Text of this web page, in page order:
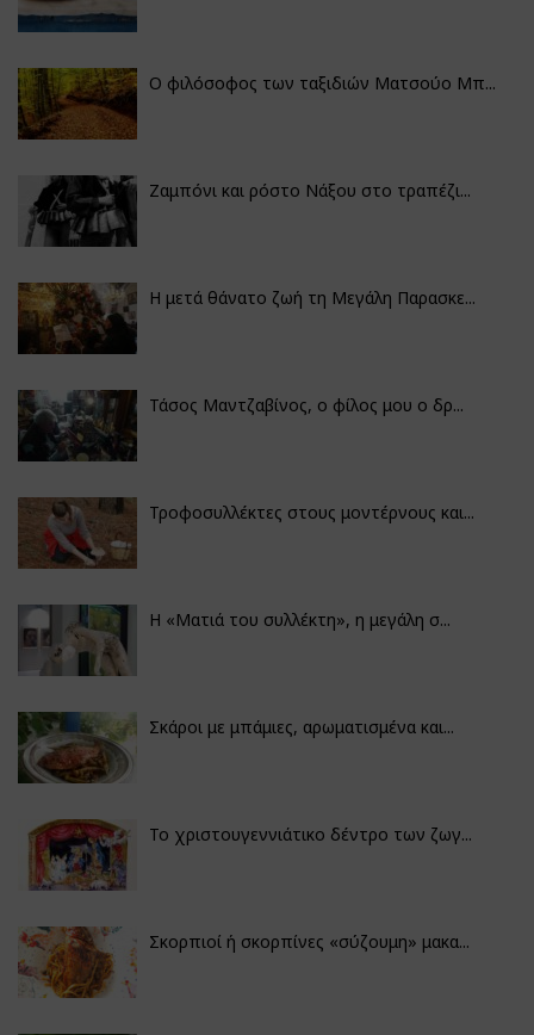
Ο φιλόσοφος των ταξιδιών Ματσούο Μπ...
Ζαμπόνι και ρόστο Νάξου στο τραπέζι...
Η μετά θάνατο ζωή τη Μεγάλη Παρασκε...
Τάσος Μαντζαβίνος, ο φίλος μου ο δρ...
Τροφοσυλλέκτες στους μοντέρνους και...
H «Ματιά του συλλέκτη», η μεγάλη σ...
Σκάροι με μπάμιες, αρωματισμένα και...
Το χριστουγεννιάτικο δέντρο των ζωγ...
Σκορπιοί ή σκορπίνες «σύζουμη» μακα...